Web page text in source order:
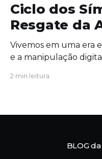
Ciclo dos
Resgate da
Vivemos em uma era
e a manipulação
exatamente nesse
verdadeira
2 min leitura
BLOG